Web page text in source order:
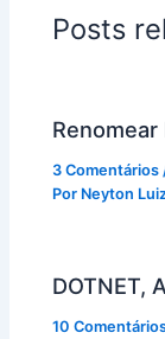
Posts
3 Comentários
Por Neyton
DOTNET,
10